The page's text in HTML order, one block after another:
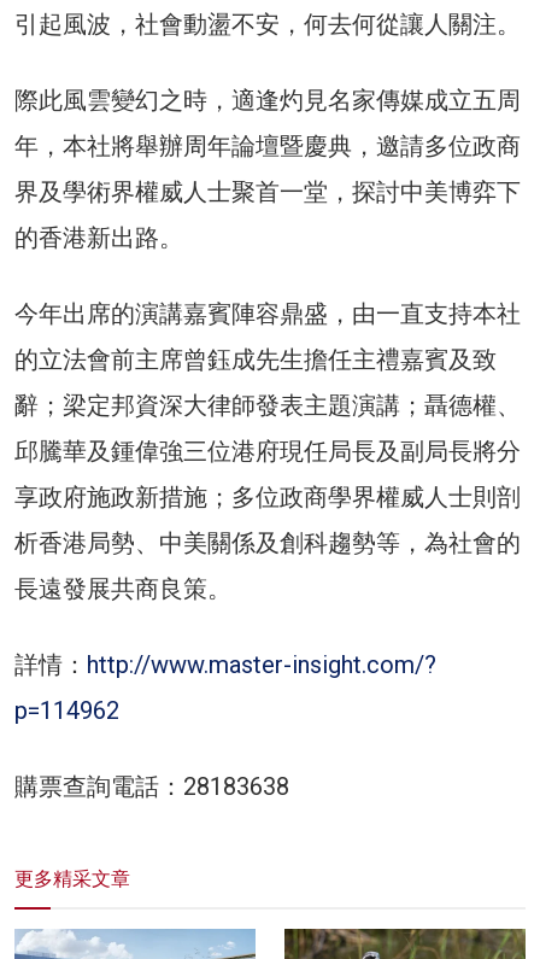
引起風波，社會動盪不安，何去何從讓人關注。
際此風雲變幻之時，適逢灼見名家傳媒成立五周
年，本社將舉辦周年論壇暨慶典，邀請多位政商
界及學術界權威人士聚首一堂，探討中美博弈下
的香港新出路。
今年出席的演講嘉賓陣容鼎盛，由一直支持本社
的立法會前主席曾鈺成先生擔任主禮嘉賓及致
辭；梁定邦資深大律師發表主題演講；聶德權、
邱騰華及鍾偉強三位港府現任局長及副局長將分
享政府施政新措施；多位政商學界權威人士則剖
析香港局勢、中美關係及創科趨勢等，為社會的
長遠發展共商良策。
詳情： http://www.master-insight.com/?
p=114962
購票查詢電話：28183638
更多精采文章